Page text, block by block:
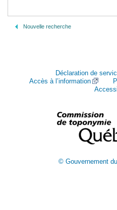
Nouvelle recherche
Déclaration de
Accès à l’information
© Gouvernement